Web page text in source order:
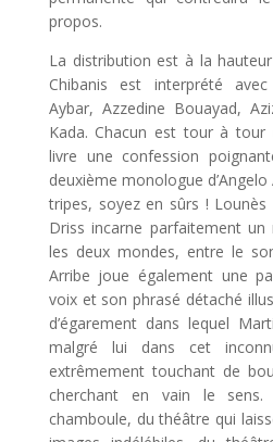
propos.
La distribution est à la
Chibanis est interprété
Aybar, Azzedine Bouayad,
Kada. Chacun est tour à
livre une confession
deuxième monologue
tripes, soyez en sûrs !
Driss incarne parfaitement un
les deux mondes, entre le
Arribe joue également une
voix et son phrasé détaché
d’égarement dans lequel
malgré lui dans cet
extrêmement touchant de
cherchant en vain le sens.
chamboule, du théâtre qui